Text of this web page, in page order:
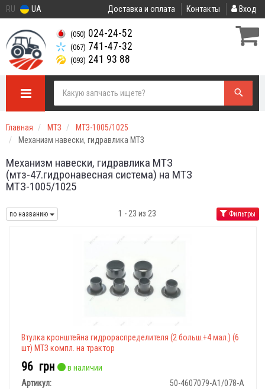
RU UA Доставка и оплата Контакты Вход
(050) 024-24-52
(067) 741-47-32
(093) 241 93 88
Главная МТЗ
МТЗ-1005/1025
Механизм навески, гидравлика МТЗ
Механизм навески, гидравлика МТЗ
(мтз-47.гидронавесная система) на МТЗ
МТЗ-1005/1025
по названию 1 - 23 из 23 Фильтры
Втулка кронштейна гидрораспределителя (2 больш.+4 мал.) (6
шт) МТЗ компл. на трактор
96 грн
в наличии
Артикул:
50-4607079-А1/078-А